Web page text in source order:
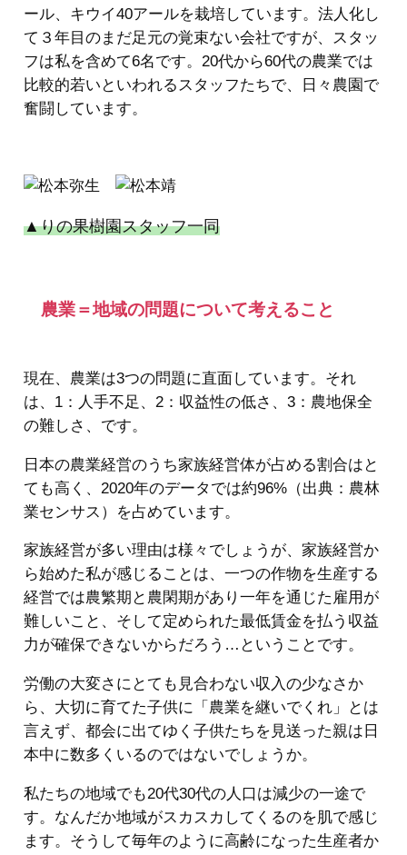
ール、キウイ40アールを栽培しています。法人化し
て３年目のまだ足元の覚束ない会社ですが、スタッ
フは私を含めて6名です。20代から60代の農業では
比較的若いといわれるスタッフたちで、日々農園で
奮闘しています。
▲りの果樹園スタッフ一同
農業＝地域の問題について考えること
現在、農業は3つの問題に直面しています。それ
は、1：人手不足、2：収益性の低さ、3：農地保全
の難しさ、です。
日本の農業経営のうち家族経営体が占める割合はと
ても高く、2020年のデータでは約96%（出典：農林
業センサス）を占めています。
家族経営が多い理由は様々でしょうが、家族経営か
ら始めた私が感じることは、一つの作物を生産する
経営では農繁期と農閑期があり一年を通じた雇用が
難しいこと、そして定められた最低賃金を払う収益
力が確保できないからだろう…ということです。
労働の大変さにとても見合わない収入の少なさか
ら、大切に育てた子供に「農業を継いでくれ」とは
言えず、都会に出てゆく子供たちを見送った親は日
本中に数多くいるのではないでしょうか。
私たちの地域でも20代30代の人口は減少の一途で
す。なんだか地域がスカスカしてくるのを肌で感じ
ます。そうして毎年のように高齢になった生産者か